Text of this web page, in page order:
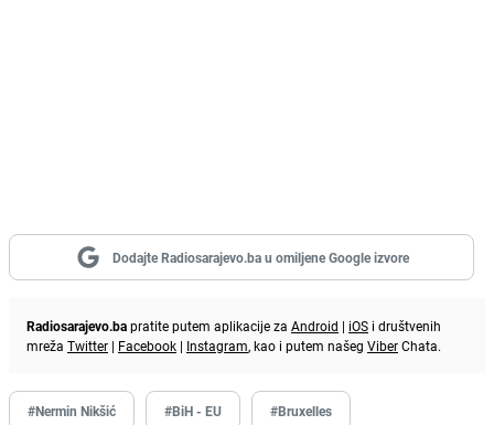
Dodajte Radiosarajevo.ba u omiljene Google izvore
Radiosarajevo.bapratite putem aplikacije za Android | iOS i društvenih
mreža Twitter | Facebook | Instagram, kao i putem našeg ViberChata.
#Nermin Nikšić #BiH - EU #Bruxelles